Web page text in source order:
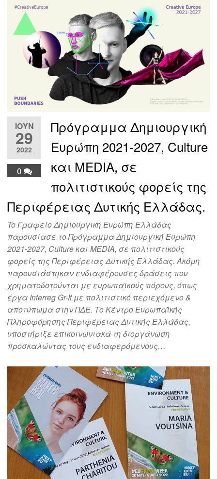
ΙΟΎΝ
29
2022
0
Πρόγραμμα Δημιουργική
Ευρώπη 2021-2027, Culture
και MEDIA, σε
πολιτιστικούς φορείς της
Περιφέρειας Δυτικής Ελλάδας.
To Γραφείο Δημιουργική Ευρώπη Ελλάδας
παρουσίασε το Πρόγραμμα Δημιουργική Ευρώπη
2021-2027, Culture και MEDIA, σε πολιτιστικούς
φορείς της Περιφέρειας Δυτικής Ελλάδας. Ακόμη
παρουσιάστηκαν ενδιαφέρουσες δράσεις που
χρηματοδοτούνται με ευρωπαϊκούς πόρους, όπως
έργα Interreg Gr-It με πολιτιστικό περιεχόμενο &
αποτύπωμα στην ΠΔΕ. Το Κέντρο Ευρωπαϊκής
Πληροφόρησης Περιφέρειας Δυτικής Ελλάδας,
υποστήριξε επικοινωνιακά τη διοργάνωση
προσκαλώντας τους ενδιαφερόμενους…